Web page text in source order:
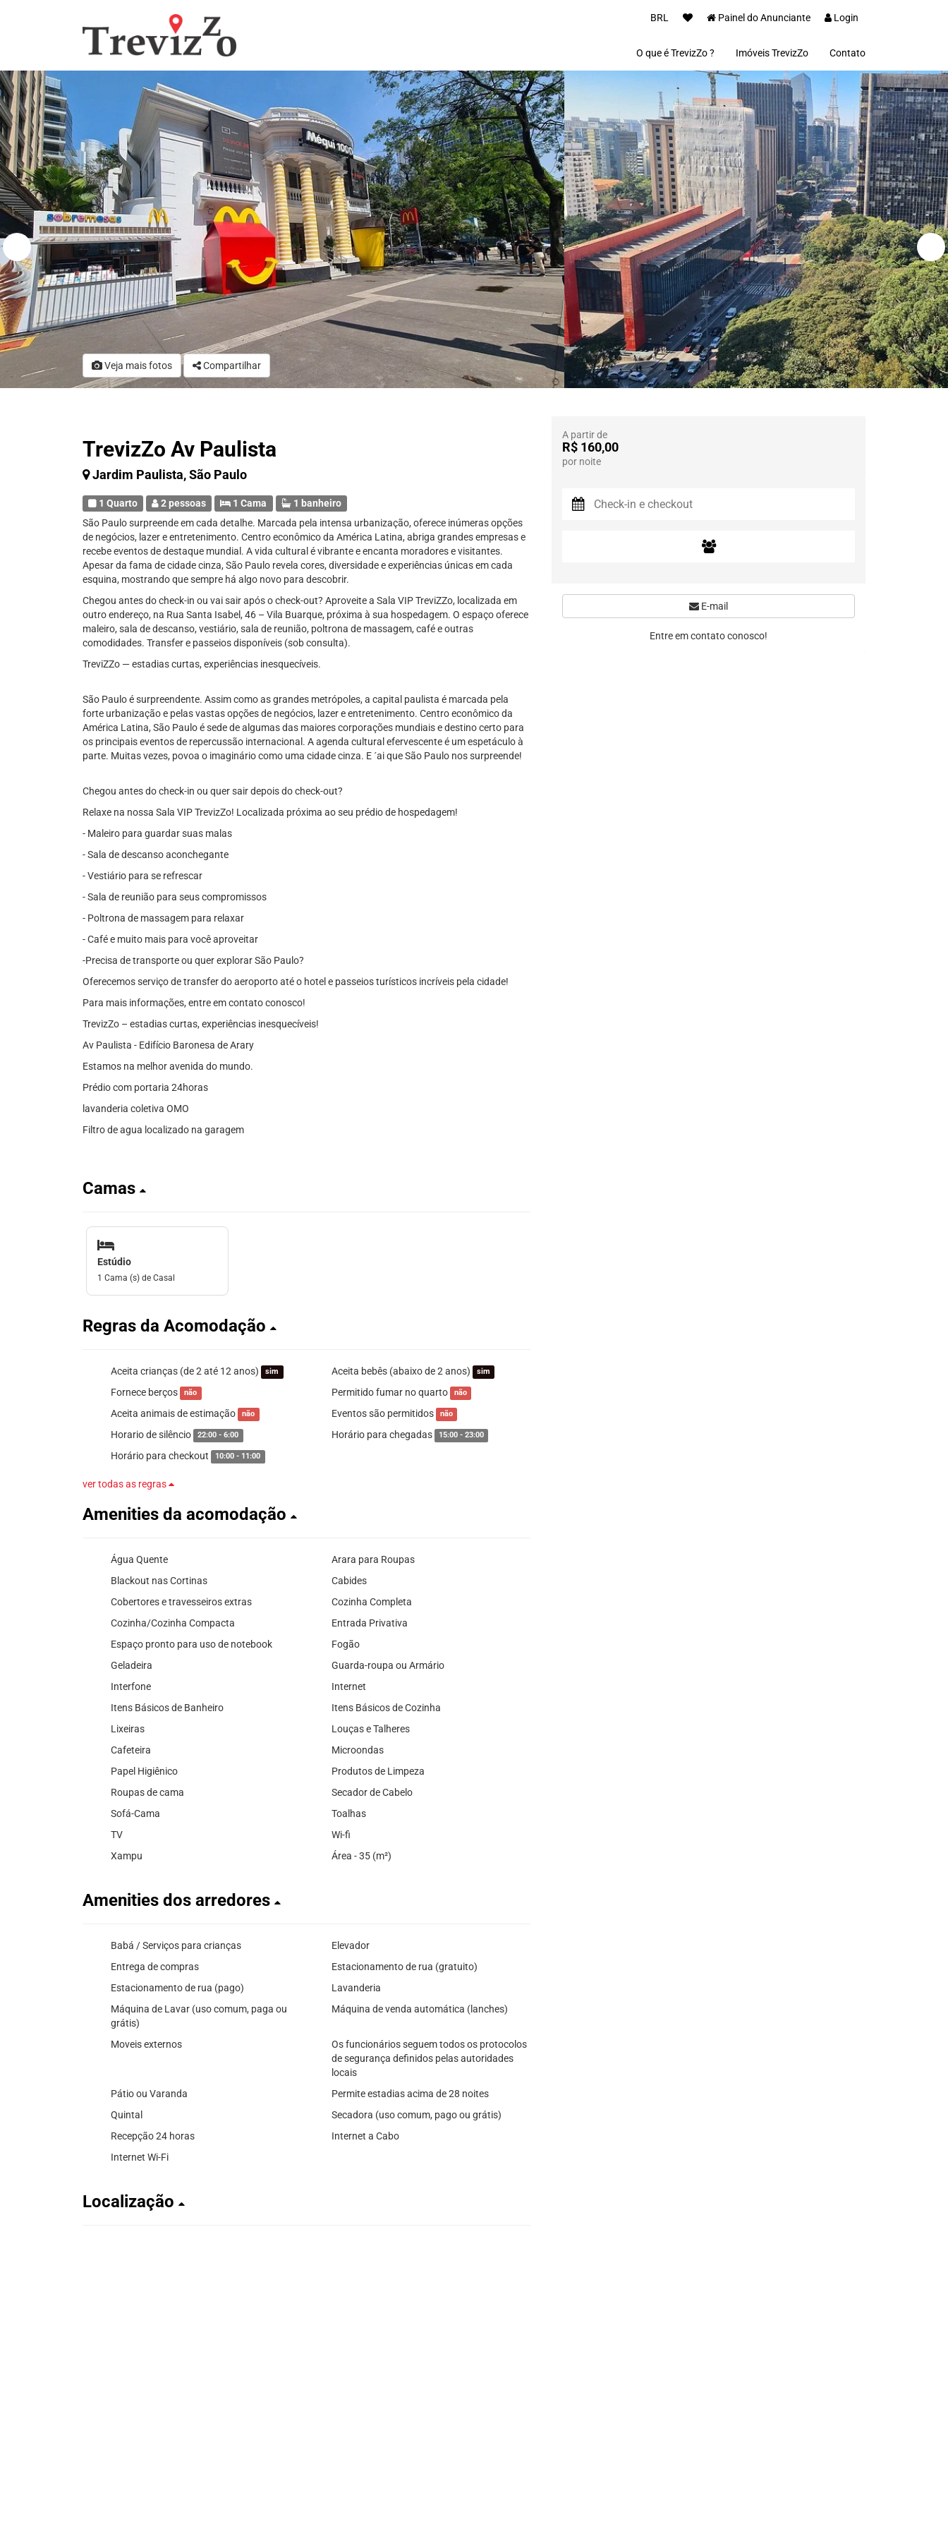
BRL Painel do Anunciante Login
O que é TrevizZo ? Imóveis TrevizZo Contato
Veja mais fotos Compartilhar
TrevizZo Av Paulista
Jardim Paulista, São Paulo
1 Quarto 2 pessoas 1 Cama
1 banheiro
São Paulo surpreende em cada detalhe. Marcada pela intensa urbanização, oferece inúmeras opções
de negócios, lazer e entretenimento. Centro econômico da América Latina, abriga grandes empresas e
recebe eventos de destaque mundial. A vida cultural é vibrante e encanta moradores e visitantes.
Apesar da fama de cidade cinza, São Paulo revela cores, diversidade e experiências únicas em cada
esquina, mostrando que sempre há algo novo para descobrir.
Chegou antes do check-in ou vai sair após o check-out? Aproveite a Sala VIP TreviZZo, localizada em
outro endereço, na Rua Santa Isabel, 46 – Vila Buarque, próxima à sua hospedagem. O espaço oferece
maleiro, sala de descanso, vestiário, sala de reunião, poltrona de massagem, café e outras
comodidades. Transfer e passeios disponíveis (sob consulta).
TreviZZo — estadias curtas, experiências inesquecíveis.
São Paulo é surpreendente. Assim como as grandes metrópoles, a capital paulista é marcada pela
forte urbanização e pelas vastas opções de negócios, lazer e entretenimento. Centro econômico da
América Latina, São Paulo é sede de algumas das maiores corporações mundiais e destino certo para
os principais eventos de repercussão internacional. A agenda cultural efervescente é um espetáculo à
parte. Muitas vezes, povoa o imaginário como uma cidade cinza. E ´ai que São Paulo nos surpreende!
Chegou antes do check-in ou quer sair depois do check-out?
Relaxe na nossa Sala VIP TrevizZo! Localizada próxima ao seu prédio de hospedagem!
- Maleiro para guardar suas malas
- Sala de descanso aconchegante
- Vestiário para se refrescar
- Sala de reunião para seus compromissos
- Poltrona de massagem para relaxar
- Café e muito mais para você aproveitar
-Precisa de transporte ou quer explorar São Paulo?
Oferecemos serviço de transfer do aeroporto até o hotel e passeios turísticos incríveis pela cidade!
Para mais informações, entre em contato conosco!
TrevizZo – estadias curtas, experiências inesquecíveis!
Av Paulista - Edifício Baronesa de Arary
Estamos na melhor avenida do mundo.
Prédio com portaria 24horas
lavanderia coletiva OMO
Filtro de agua localizado na garagem
Camas
Estúdio
1 Cama (s) de Casal
Regras da Acomodação
Aceita crianças (de 2 até 12 anos) sim Aceita bebês (abaixo de 2 anos) sim
Fornece berços não Permitido fumar no quarto não
Aceita animais de estimação não Eventos são permitidos não
Horario de silêncio 22:00 - 6:00 Horário para chegadas 15:00 - 23:00
Horário para checkout 10:00 - 11:00
ver todas as regras
Amenities da acomodação
Água Quente
Arara para Roupas
Blackout nas Cortinas
Cabides
Cobertores e travesseiros extras
Cozinha Completa
Cozinha/Cozinha Compacta
Entrada Privativa
Espaço pronto para uso de notebook
Fogão
Geladeira
Guarda-roupa ou Armário
Interfone
Internet
Itens Básicos de Banheiro
Itens Básicos de Cozinha
Lixeiras
Louças e Talheres
Cafeteira
Microondas
Papel Higiênico
Produtos de Limpeza
Roupas de cama
Secador de Cabelo
Sofá-Cama
Toalhas
TV
Wi-fi
Xampu
Área - 35 (m²)
Amenities dos arredores
Babá / Serviços para crianças
Elevador
Entrega de compras
Estacionamento de rua (gratuito)
Estacionamento de rua (pago)
Lavanderia
Máquina de Lavar (uso comum, paga ou
grátis)
Máquina de venda automática (lanches)
Moveis externos
Os funcionários seguem todos os protocolos
de segurança definidos pelas autoridades
locais
Pátio ou Varanda
Permite estadias acima de 28 noites
Quintal
Secadora (uso comum, pago ou grátis)
Recepção 24 horas
Internet a Cabo
Internet Wi-Fi
Localização
A partir de
R$ 160,00
por noite
E-mail
Entre em contato conosco!